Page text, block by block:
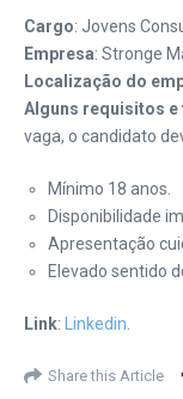
Cargo: Jovens
Empresa: Stronge
Localização do
Alguns requisitos e
vaga, o candidato
Mínimo 18 anos.
Disponibilidade
Apresentação
Elevado sentido
Link: Linkedin
Share this Article